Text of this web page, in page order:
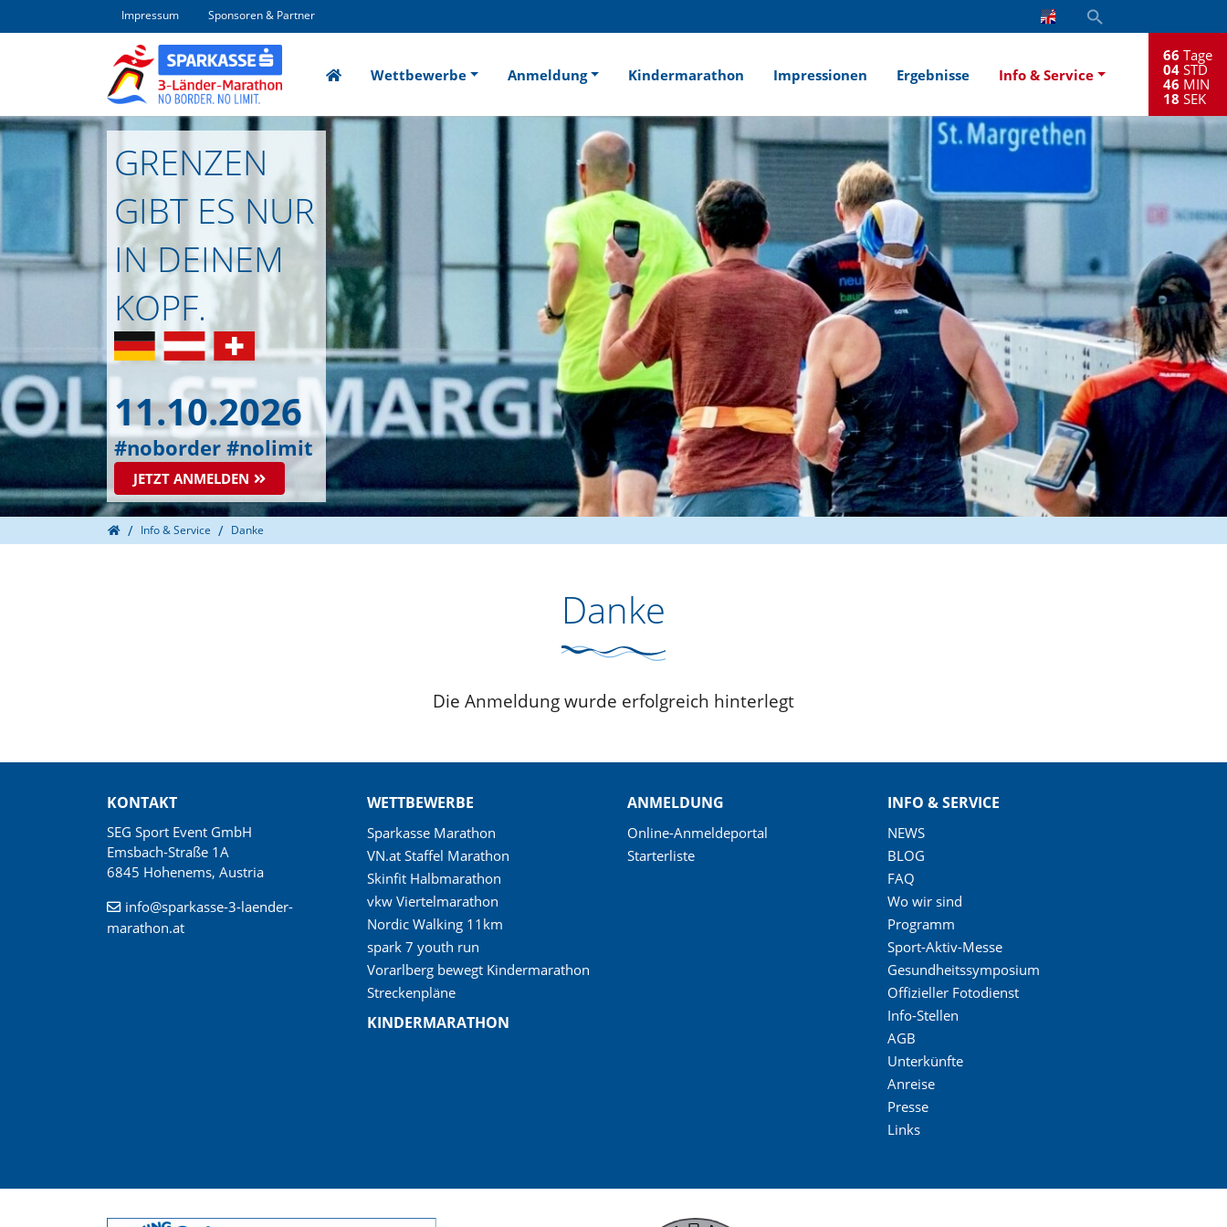
Direkt zur Hauptnavigation springen
Direkt zum Inhalt springen
Impressum Sponsoren & Partner
HomeWettbewerbe Anmeldung Kindermarathon Impressionen Ergebnisse Info & Service
66 Tage
04 STD
46 MIN
17 SEK
GRENZEN
GIBT ES NUR
IN DEINEM
KOPF.
11.10.2026
#noborder #nolimit
JETZT ANMELDEN
HomeInfo & Service Danke
Danke
Die Anmeldung wurde erfolgreich hinterlegt
KONTAKT
SEG Sport Event GmbH
Emsbach-Straße 1A
6845 Hohenems, Austria
info@sparkasse-3-laender-
marathon.at
WETTBEWERBE
Sparkasse Marathon
VN.at Staffel Marathon
Skinfit Halbmarathon
vkw Viertelmarathon
Nordic Walking 11km
spark 7 youth run
Vorarlberg bewegt Kindermarathon
Streckenpläne
KINDERMARATHON
ANMELDUNG
Online-Anmeldeportal
Starterliste
INFO & SERVICE
NEWS
BLOG
FAQ
Wo wir sind
Programm
Sport-Aktiv-Messe
Gesundheitssymposium
Offizieller Fotodienst
Info-Stellen
AGB
Unterkünfte
Anreise
Presse
Links